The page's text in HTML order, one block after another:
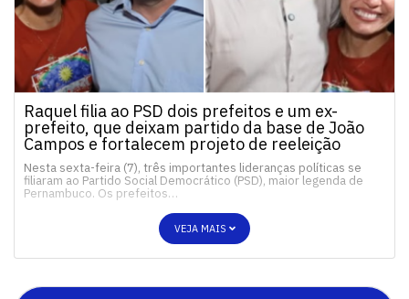
Raquel filia ao PSD dois prefeitos e um ex-
prefeito, que deixam partido da base de João
Campos e fortalecem projeto de reeleição
Nesta sexta-feira (7), três importantes lideranças políticas se
filiaram ao Partido Social Democrático (PSD), maior legenda de
Pernambuco. Os prefeitos…
VEJA MAIS